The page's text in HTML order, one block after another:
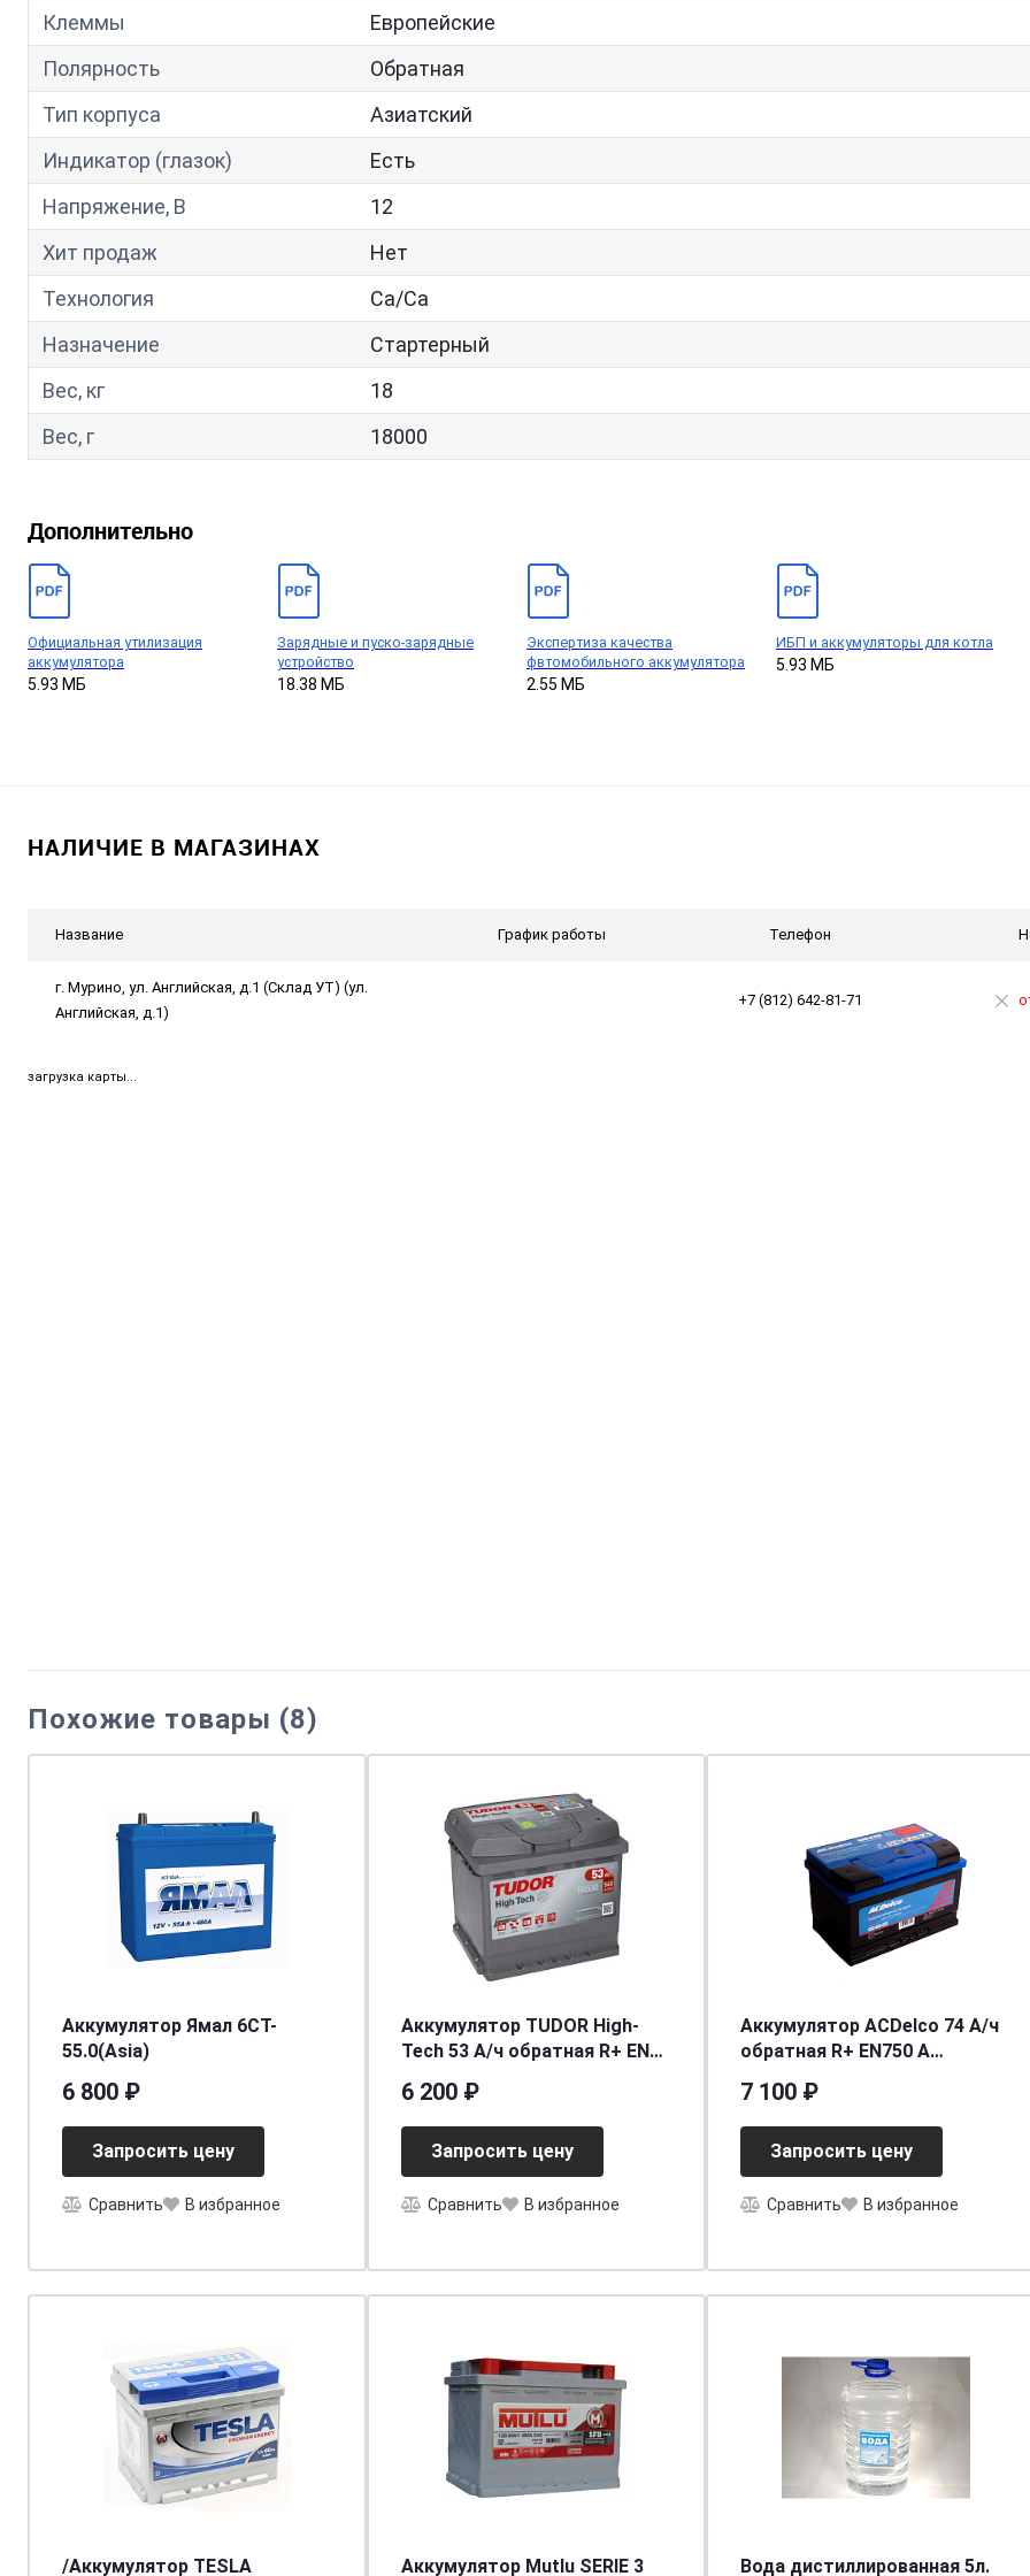
Клеммы
Европейские
Полярность
Обратная
Тип корпуса
Азиатский
Индикатор (глазок)
Есть
Напряжение, В
12
Хит продаж
Нет
Технология
Са/Са
Назначение
Стартерный
Вес, кг
18
Вес, г
18000
Дополнительно
Официальная утилизация
аккумулятора
5.93 МБ
Зарядные и пуско-зарядные
устройство
18.38 МБ
Экспертиза качества
фвтомобильного аккумулятора
2.55 МБ
ИБП и аккумуляторы для котла
5.93 МБ
НАЛИЧИЕ В МАГАЗИНАХ
Название График работы Телефон
г. Мурино, ул. Английская, д.1 (Склад УТ) (ул.
Английская, д.1)
+7 (812) 642-81-71
загрузка карты...
Похожие товары (8)
Аккумулятор Ямал 6CT-
55.0(Asia)
6 800 ₽
Запросить цену
Сравнить В избранное
Аккумулятор TUDOR High-
Tech 53 А/ч обратная R+ EN
TA530
6 200 ₽
Запросить цену
Сравнить В избранное
Аккумулятор ACDelco 74 А/ч
обратная R+ EN750 A
7 100 ₽
Запросить цену
Сравнить В избранное
/Аккумулятор TESLA Аккумулятор Mutlu SERIE 3 Вода дистиллированная 5л.